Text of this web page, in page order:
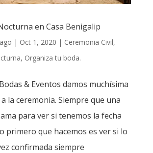
en Casa Benigalip
| Oct 1, 2020 | Ceremonia Civil,
, Organiza tu boda.
& Eventos damos muchísima
la ceremonia. Siempre que una
para ver si tenemos la fecha
primero que hacemos es ver si lo
confirmada siempre